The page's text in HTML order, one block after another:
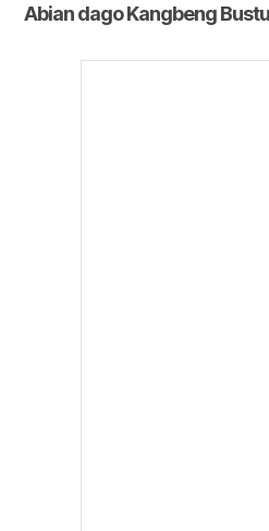
Abian dago Kangbeng